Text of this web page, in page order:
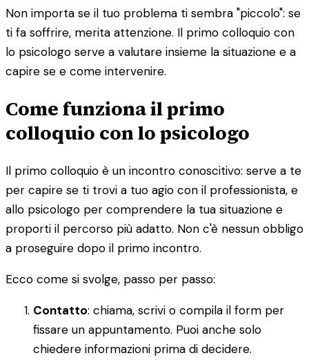
Non importa se il tuo problema ti sembra "piccolo": se
ti fa soffrire, merita attenzione. Il primo colloquio con
lo psicologo serve a valutare insieme la situazione e a
capire se e come intervenire.
Come funziona il primo
colloquio con lo psicologo
Il primo colloquio è un incontro conoscitivo: serve a te
per capire se ti trovi a tuo agio con il professionista, e
allo psicologo per comprendere la tua situazione e
proporti il percorso più adatto. Non c'è nessun obbligo
a proseguire dopo il primo incontro.
Ecco come si svolge, passo per passo:
Contatto: chiama, scrivi o compila il form per
fissare un appuntamento. Puoi anche solo
chiedere informazioni prima di decidere.